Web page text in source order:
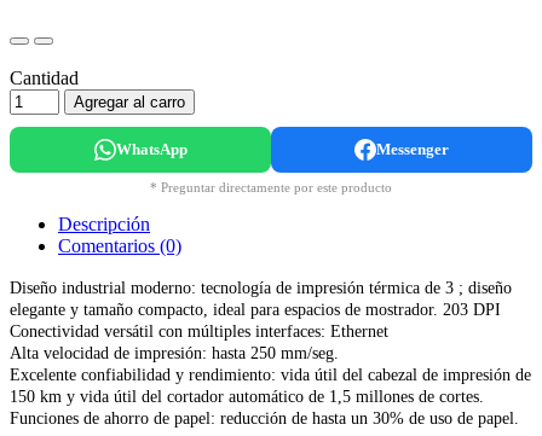
Cantidad
Agregar al carro
WhatsApp Messenger
* Preguntar directamente por este producto
Descripción
Comentarios (0)
Diseño industrial moderno: tecnología de impresión térmica de 3 ; diseño
elegante y tamaño compacto, ideal para espacios de mostrador. 203 DPI
Conectividad versátil con múltiples interfaces: Ethernet
Alta velocidad de impresión: hasta 250 mm/seg.
Excelente confiabilidad y rendimiento: vida útil del cabezal de impresión de
150 km y vida útil del cortador automático de 1,5 millones de cortes.
Funciones de ahorro de papel: reducción de hasta un 30% de uso de papel.